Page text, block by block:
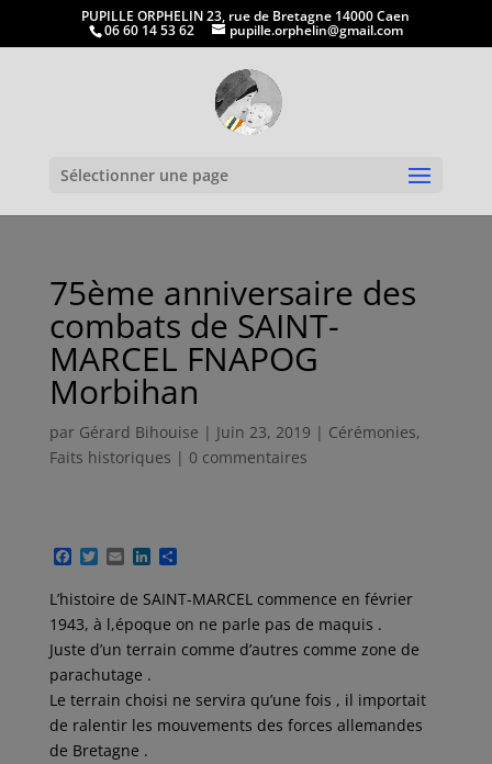
PUPILLE ORPHELIN 23, rue de Bretagne 14000 Caen
06 60 14 53 62 pupille.orphelin@gmail.com
Sélectionner une page
75ème anniversaire des
combats de SAINT-
MARCEL FNAPOG
Morbihan
par Gérard Bihouise | Juin 23, 2019 | Cérémonies,
Faits historiques | 0 commentaires
F
c
e
b
o
o
k
T
i
t
t
e
r
E
a
i
l
L
n
k
e
d
I
n
P
r
t
a
g
e
L’histoire de SAINT-MARCEL commence en février
1943, à l,époque on ne parle pas de maquis .
Juste d’un terrain comme d’autres comme zone de
parachutage .
Le terrain choisi ne servira qu’une fois , il importait
de ralentir les mouvements des forces allemandes
de Bretagne .